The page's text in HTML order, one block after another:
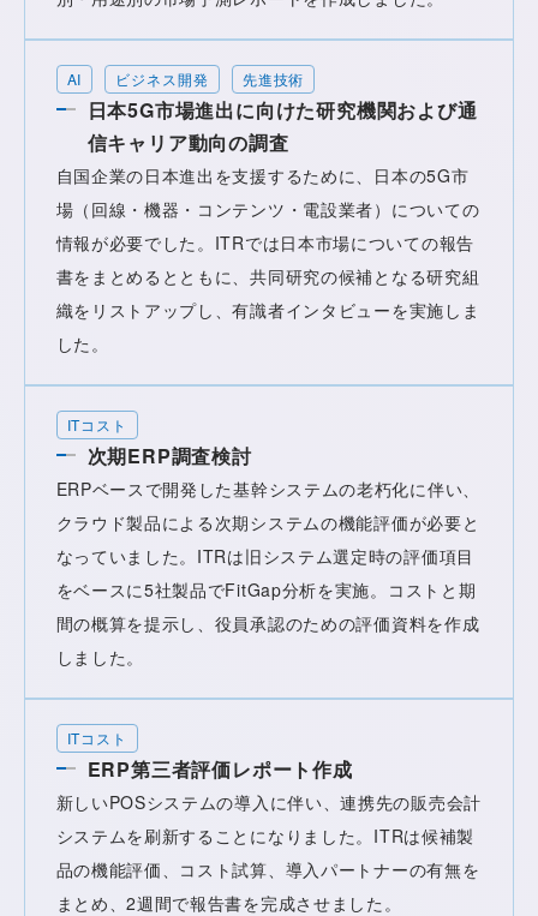
AI ビジネス開発 先進技術
日本5G市場進出に向けた研究機関および通
信キャリア動向の調査
自国企業の日本進出を支援するために、日本の5G市
場（回線・機器・コンテンツ・電設業者）についての
情報が必要でした。ITRでは日本市場についての報告
書をまとめるとともに、共同研究の候補となる研究組
織をリストアップし、有識者インタビューを実施しま
した。
ITコスト
次期ERP調査検討
ERPベースで開発した基幹システムの老朽化に伴い、
クラウド製品による次期システムの機能評価が必要と
なっていました。ITRは旧システム選定時の評価項目
をベースに5社製品でFitGap分析を実施。コストと期
間の概算を提示し、役員承認のための評価資料を作成
しました。
ITコスト
ERP第三者評価レポート作成
新しいPOSシステムの導入に伴い、連携先の販売会計
システムを刷新することになりました。ITRは候補製
品の機能評価、コスト試算、導入パートナーの有無を
まとめ、2週間で報告書を完成させました。